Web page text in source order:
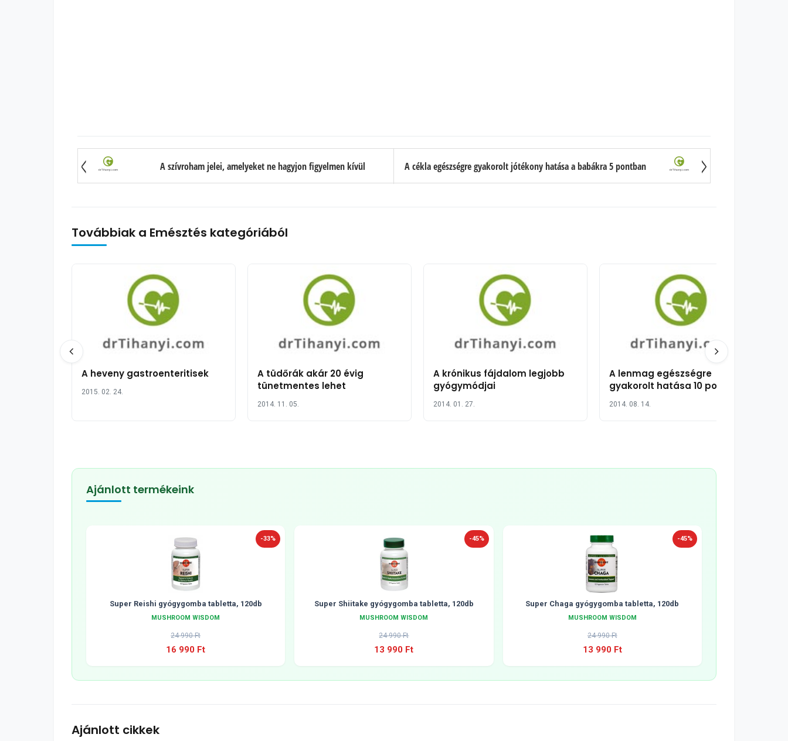
A szívroham jelei, amelyeket ne hagyjon figyelmen kívül A cékla egészségre gyakorolt jótékony hatása a babákra 5 pontban
Továbbiak a Emésztés kategóriából
A heveny gastroenteritisek
2015. 02. 24.
A tüdőrák akár 20 évig
tünetmentes lehet
2014. 11. 05.
A krónikus fájdalom legjobb
gyógymódjai
2014. 01. 27.
A lenmag egészségre
gyakorolt hatása 10 pontban
2014. 08. 14.
Ajánlott termékeink
-33%
Super Reishi gyógygomba tabletta, 120db
MUSHROOM WISDOM
24 990 Ft
16 990 Ft
-45%
Super Shiitake gyógygomba tabletta, 120db
MUSHROOM WISDOM
24 990 Ft
13 990 Ft
-45%
Super Chaga gyógygomba tabletta, 120db
MUSHROOM WISDOM
24 990 Ft
13 990 Ft
Ajánlott cikkek